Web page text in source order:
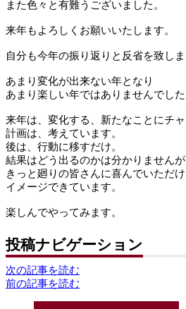
また色々と有難うございました。
来年もよろしくお願いいたします。
自分も今年の振り返りと反省を致しま
あまり変化が出来ない年となり
あまり楽しい年ではありませんでした
来年は、変化する、新たなことにチャ
計画は、考えています。
後は、行動に移すだけ。
結果はどう出るのかは分かりませんが
きっと廻りの皆さんに喜んでいただ
イメージできています。
楽しんでやってみます。
投稿ナビゲーション
次の記事を読む
前の記事を読む